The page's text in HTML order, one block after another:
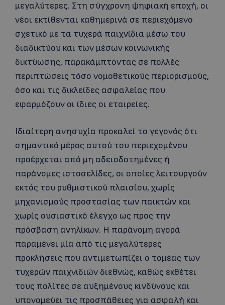
μεγαλύτερες. Στη σύγχρονη ψηφιακή εποχή, οι
νέοι εκτίθενται καθημερινά σε περιεχόμενο
σχετικό με τα τυχερά παιχνίδια μέσω του
διαδικτύου και των μέσων κοινωνικής
δικτύωσης, παρακάμπτοντας σε πολλές
περιπτώσεις τόσο νομοθετικούς περιορισμούς,
όσο και τις δικλείδες ασφαλείας που
εφαρμόζουν οι ίδιες οι εταιρείες.
Ιδιαίτερη ανησυχία προκαλεί το γεγονός ότι
σημαντικό μέρος αυτού του περιεχομένου
προέρχεται από μη αδειοδοτημένες ή
παράνομες ιστοσελίδες, οι οποίες λειτουργούν
εκτός του ρυθμιστικού πλαισίου, χωρίς
μηχανισμούς προστασίας των παικτών και
χωρίς ουσιαστικό έλεγχο ως προς την
πρόσβαση ανηλίκων. Η παράνομη αγορά
παραμένει μία από τις μεγαλύτερες
προκλήσεις που αντιμετωπίζει ο τομέας των
τυχερών παιχνιδιών διεθνώς, καθώς εκθέτει
τους πολίτες σε αυξημένους κινδύνους και
υπονομεύει τις προσπάθειες για ασφαλή και